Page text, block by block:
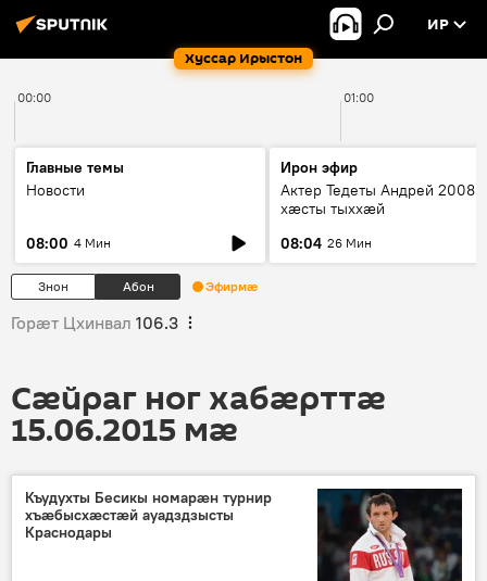
Хуссар Ирыстон
ИР
00:00 01:00
Главные темы
Новости
08:00 4 Мин
Ирон эфир
Актер Тедеты Андрей 2008
хæсты тыххæй
08:04 26 Мин
Знон Абон Эфирмæ
Горӕт Цхинвал 106.3
Сӕйраг ног хабӕрттӕ
15.06.2015 мӕ
Къудухты Бесикы номарӕн турнир
хъӕбысхӕстӕй ауадздзысты
Краснодары